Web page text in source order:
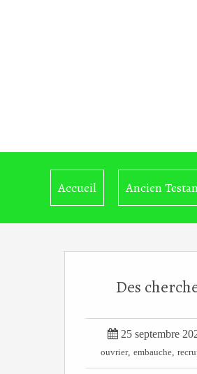
Accueil Ancien
Des
 25 septembre
ouvrier, embauche